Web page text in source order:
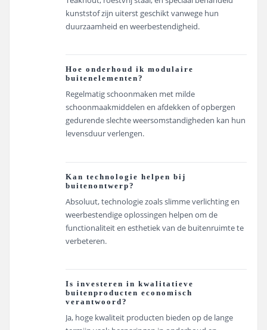
kunststof zijn uiterst geschikt vanwege hun
duurzaamheid en weerbestendigheid.
Hoe onderhoud ik modulaire
buitenelementen?
Regelmatig schoonmaken met milde
schoonmaakmiddelen en afdekken of opbergen
gedurende slechte weersomstandigheden kan hun
levensduur verlengen.
Kan technologie helpen bij
buitenontwerp?
Absoluut, technologie zoals slimme verlichting en
weerbestendige oplossingen helpen om de
functionaliteit en esthetiek van de buitenruimte te
verbeteren.
Is investeren in kwalitatieve
buitenproducten economisch
verantwoord?
Ja, hoge kwaliteit producten bieden op de lange